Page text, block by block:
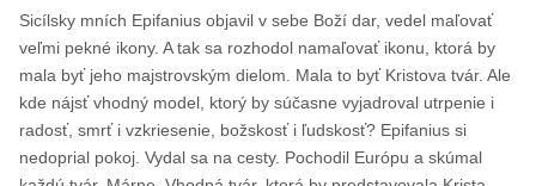
Sicílsky mních Epifanius objavil v sebe Boží dar, vedel maľovať
veľmi pekné ikony. A tak sa rozhodol namaľovať ikonu, ktorá by
mala byť jeho majstrovským dielom. Mala to byť Kristova tvár. Ale
kde nájsť vhodný model, ktorý by súčasne vyjadroval utrpenie i
radosť, smrť i vzkriesenie, božskosť i ľudskosť? Epifanius si
nedoprial pokoj. Vydal sa na cesty. Pochodil Európu a skúmal